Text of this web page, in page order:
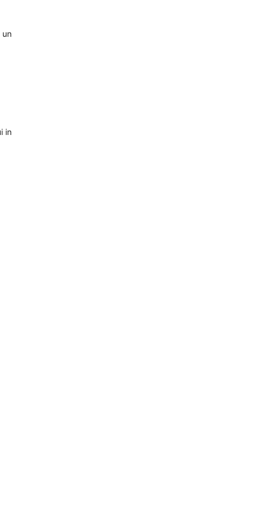
un
in